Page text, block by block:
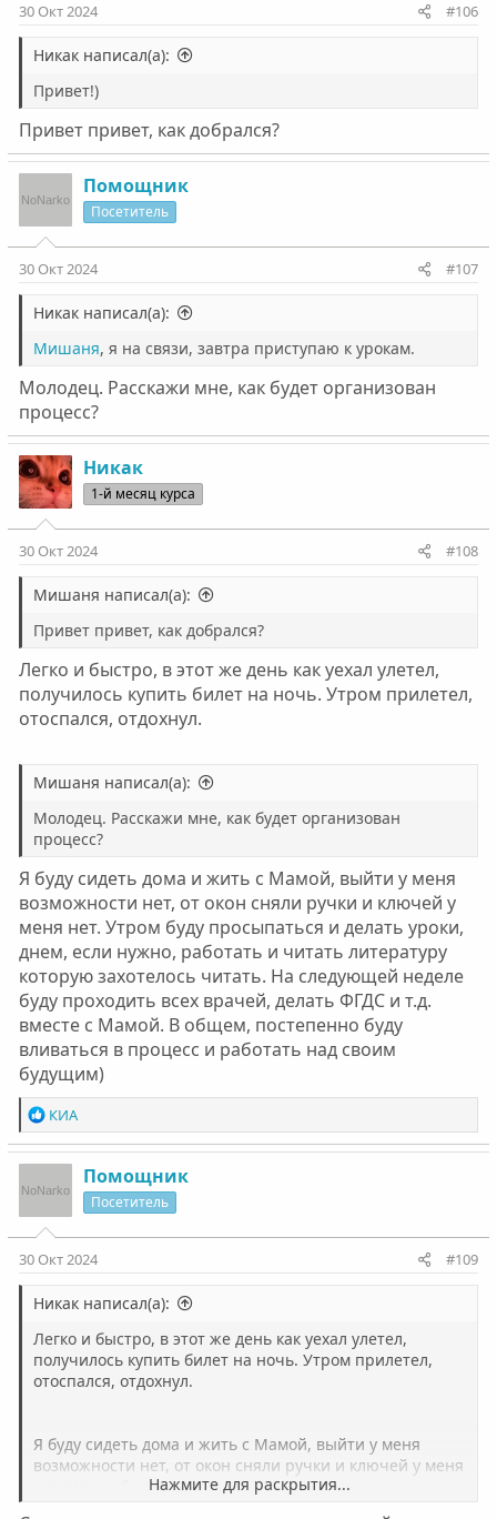
30 Окт 2024 #106
Никак написал(а):
Привет!)
Привет привет, как добрался?
Помощник
Посетитель
30 Окт 2024 #107
Никак написал(а):
Мишаня, я на связи, завтра приступаю к урокам.
Молодец. Расскажи мне, как будет организован
процесс?
Никак
1-й месяц курса
30 Окт 2024 #108
Мишаня написал(а):
Привет привет, как добрался?
Легко и быстро, в этот же день как уехал улетел,
получилось купить билет на ночь. Утром прилетел,
отоспался, отдохнул.
Мишаня написал(а):
Молодец. Расскажи мне, как будет организован
процесс?
Я буду сидеть дома и жить с Мамой, выйти у меня
возможности нет, от окон сняли ручки и ключей у
меня нет. Утром буду просыпаться и делать уроки,
днем, если нужно, работать и читать литературу
которую захотелось читать. На следующей неделе
буду проходить всех врачей, делать ФГДС и т.д.
вместе с Мамой. В общем, постепенно буду
вливаться в процесс и работать над своим
будущим)
Р
е
а
ц
и
и
:
КИА
Помощник
Посетитель
30 Окт 2024 #109
Никак написал(а):
Легко и быстро, в этот же день как уехал улетел,
получилось купить билет на ночь. Утром прилетел,
отоспался, отдохнул.
Я буду сидеть дома и жить с Мамой, выйти у меня
возможности нет, от окон сняли ручки и ключей у меня
нет. Утром буду просыпаться и делать уроки, днем,
Нажмите для раскрытия...